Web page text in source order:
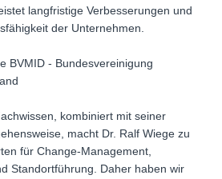
langfristige Verbesserungen und
der Unternehmen.
BVMID - Bundesvereinigung
kombiniert mit seiner
macht Dr. Ralf Wiege zu
für Change-Management,
Standortführung. Daher haben wir